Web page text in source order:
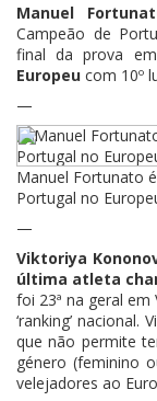
Manuel
Campeão de
final da prova
Europeu com 10º
—
Manuel Fortunato
Portugal no
—
Viktoriya
última atleta
foi 23ª na geral em
‘ranking’ nacional.
que não permite
género (feminino
velejadores ao